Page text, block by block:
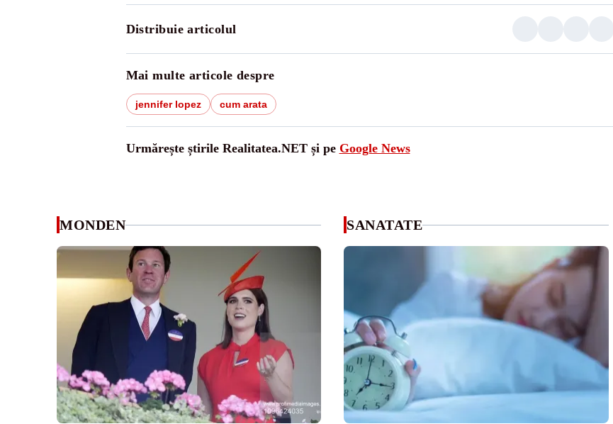
Distribuie articolul
Mai multe articole despre
jennifer lopez cum arata
Urmărește știrile Realitatea.NET și pe Google News
MONDEN SANATATE